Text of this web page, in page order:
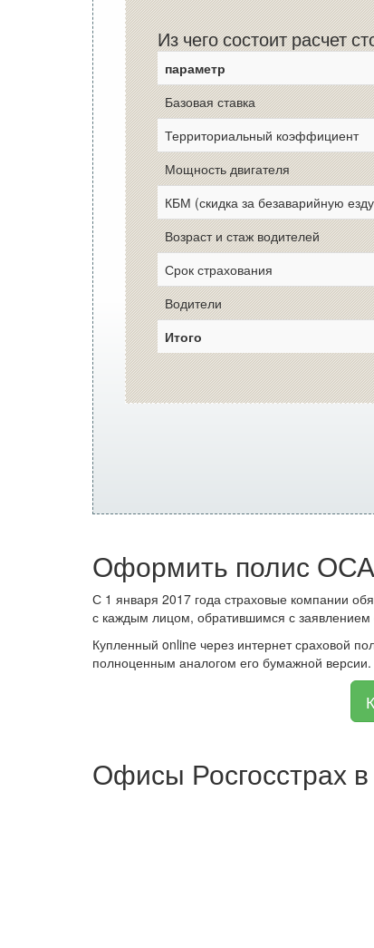
Из чего состоит расчет
параметр
Базовая ставка
Территориальный коэффициент
Мощность двигателя
КБМ (скидка за безаварийную
Возраст и стаж водителей
Срок страхования
Водители
Итого
Оформить полис
С 1 января 2017 года страховые компании
с каждым лицом, обратившимся с заявлением
Купленный online через интернет сраховой
полноценным аналогом его бумажной версии.
Офисы Росгосстрах